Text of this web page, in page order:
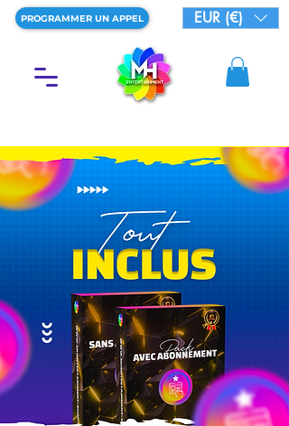
PROGRAMMER UN APPEL EUR (€)